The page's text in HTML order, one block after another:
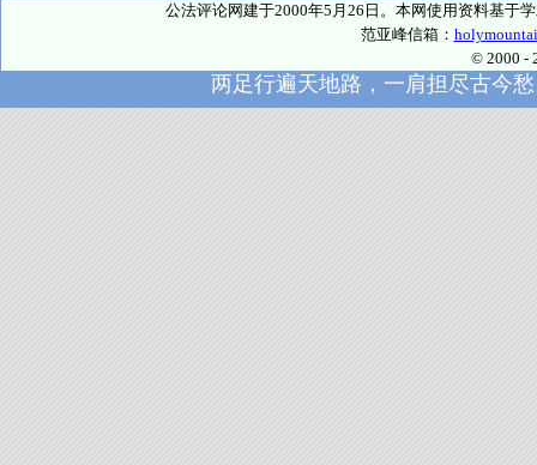
公法评论网建于2000年5月26日。本网使用资料基于
范亚峰信箱：
© 2000 -
两足行遍天地路，一肩担尽古今